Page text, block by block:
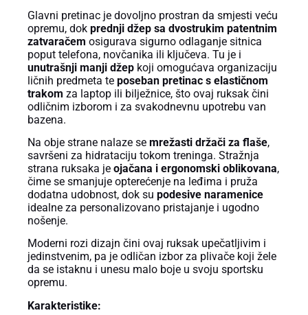
Glavni pretinac je dovoljno prostran da smjesti veću
opremu, dok prednji džep sa dvostrukim patentnim
zatvaračem osigurava sigurno odlaganje sitnica
poput telefona, novčanika ili ključeva. Tu je i
unutrašnji manji džep koji omogućava organizaciju
ličnih predmeta te poseban pretinac s elastičnom
trakom za laptop ili bilježnice, što ovaj ruksak čini
odličnim izborom i za svakodnevnu upotrebu van
bazena.
Na obje strane nalaze se mrežasti držači za flaše,
savršeni za hidrataciju tokom treninga. Stražnja
strana ruksaka je ojačana i ergonomski oblikovana,
čime se smanjuje opterećenje na leđima i pruža
dodatna udobnost, dok su podesive naramenice
idealne za personalizovano pristajanje i ugodno
nošenje.
Moderni rozi dizajn čini ovaj ruksak upečatljivim i
jedinstvenim, pa je odličan izbor za plivače koji žele
da se istaknu i unesu malo boje u svoju sportsku
opremu.
Karakteristike: